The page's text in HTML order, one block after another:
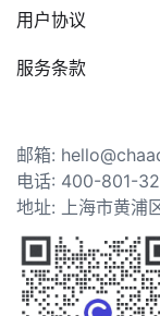
用户协议
服务条款
邮箱:
电话: 400-801-
地址: 上海市黄浦